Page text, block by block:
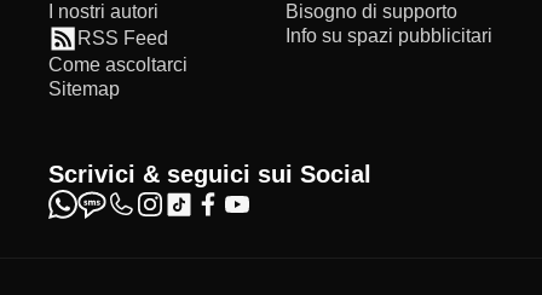
I nostri autori
RSS Feed
Come ascoltarci
Sitemap
Bisogno di supporto
Info su spazi pubblicitari
Scrivici & seguici sui Social